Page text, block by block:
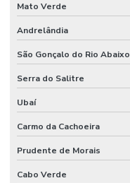
Mato Verde
Andrelândia
São Gonçalo do Rio Abaixo
Serra do Salitre
Ubaí
Carmo da Cachoeira
Prudente de Morais
Cabo Verde